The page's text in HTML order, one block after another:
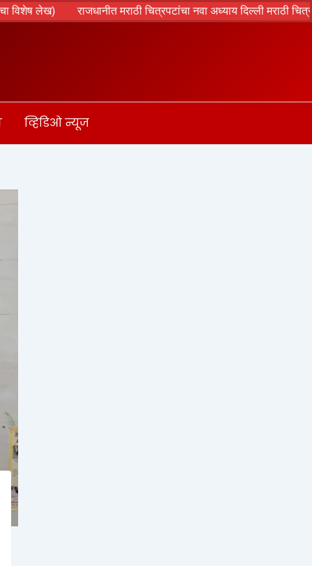
राजधानीत मराठी चित्रपटांचा नवा अध्याय दिल्ली मराठी चित्रपट
व्हिडिओ न्यूज